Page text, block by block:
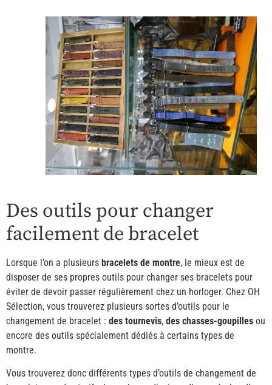
Des outils pour changer
facilement de bracelet
Lorsque l’on a plusieurs bracelets de montre, le mieux est de
disposer de ses propres outils pour changer ses bracelets pour
éviter de devoir passer régulièrement chez un horloger. Chez OH
Sélection, vous trouverez plusieurs sortes d’outils pour le
changement de bracelet : des tournevis, des chasses-goupilles ou
encore des outils spécialement dédiés à certains types de
montre.
Vous trouverez donc différents types d’outils de changement de